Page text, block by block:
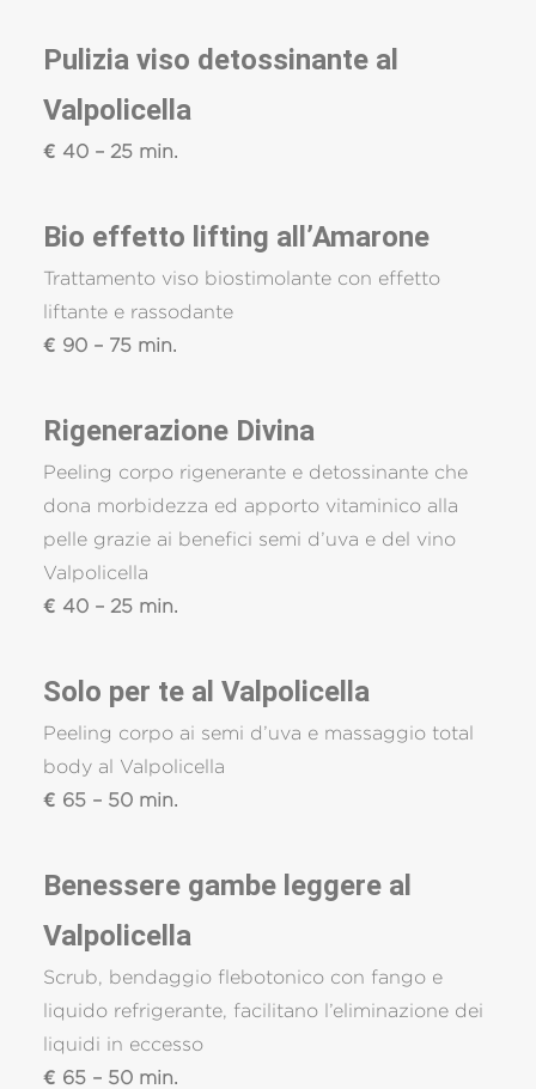
Pulizia viso detossinante al
Valpolicella
€ 40 – 25 min.
Bio effetto lifting all’Amarone
Trattamento viso biostimolante con effetto
liftante e rassodante
€ 90 – 75 min.
Rigenerazione Divina
Peeling corpo rigenerante e detossinante che
dona morbidezza ed apporto vitaminico alla
pelle grazie ai benefici semi d’uva e del vino
Valpolicella
€ 40 – 25 min.
Solo per te al Valpolicella
Peeling corpo ai semi d’uva e massaggio total
body al Valpolicella
€ 65 – 50 min.
Benessere gambe leggere al
Valpolicella
Scrub, bendaggio flebotonico con fango e
liquido refrigerante, facilitano l’eliminazione dei
liquidi in eccesso
€ 65 – 50 min.